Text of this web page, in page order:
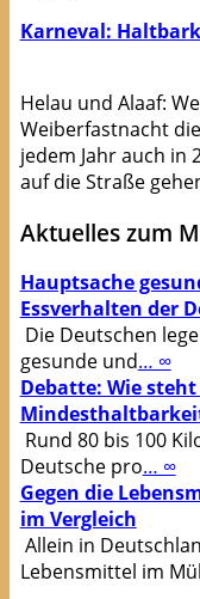
Karneval:
Helau und Alaaf:
Weiberfastnacht
jedem Jahr auch in
auf die Straße
Aktuelles zum
Hauptsache
Essverhalten der
Die Deutschen
gesunde und… ∞
Debatte: Wie
Rund 80 bis 100
Deutsche pro… ∞
Gegen die
im Vergleich
Allein in
Lebensmittel im